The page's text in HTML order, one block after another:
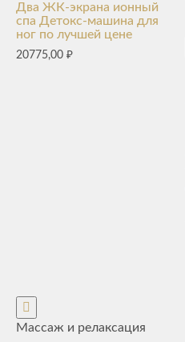
Два ЖК-экрана ионный
спа Детокс-машина для
ног по лучшей цене
20775,00 ₽
Массаж и релаксация